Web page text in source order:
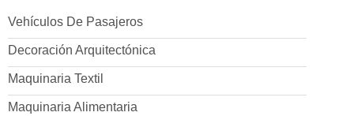
Vehículos De Pasajeros
Decoración Arquitectónica
Maquinaria Textil
Maquinaria Alimentaria